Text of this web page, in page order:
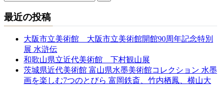
最近の投稿
大阪市立美術館 大阪市立美術館開館90周年記念特別
展 水滸伝
和歌山県立近代美術館 下村観山展
茨城県近代美術館 富山県水墨美術館コレクション 水墨
画を楽しむ7つのとびら 富岡鉄斎、竹内栖鳳、横山大